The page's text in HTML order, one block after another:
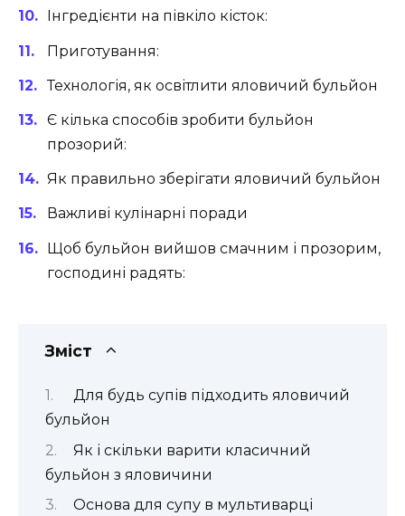
Інгредієнти на півкіло кісток:
Приготування:
Технологія, як освітлити яловичий бульйон
Є кілька способів зробити бульйон
прозорий:
Як правильно зберігати яловичий бульйон
Важливі кулінарні поради
Щоб бульйон вийшов смачним і прозорим,
господині радять:
Зміст
Для будь супів підходить яловичий
бульйон
Як і скільки варити класичний
бульйон з яловичини
Основа для супу в мультиварці